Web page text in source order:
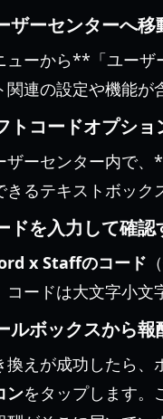
ザーセンターへ移
ューから**「ユーザ
関連の設定や機能が
トコードオプショ
ザーセンター内で
きるテキストボック
ドを入力して確認
x Staffのコード
コードは大文字小文
ルボックスから報
換えが成功したら、
ンをタップします。